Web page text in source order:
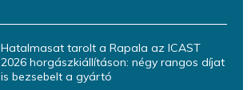
Hatalmasat tarolt a Rapala az ICAST
2026 horgászkiállításon: négy rangos díjat
is bezsebelt a gyártó